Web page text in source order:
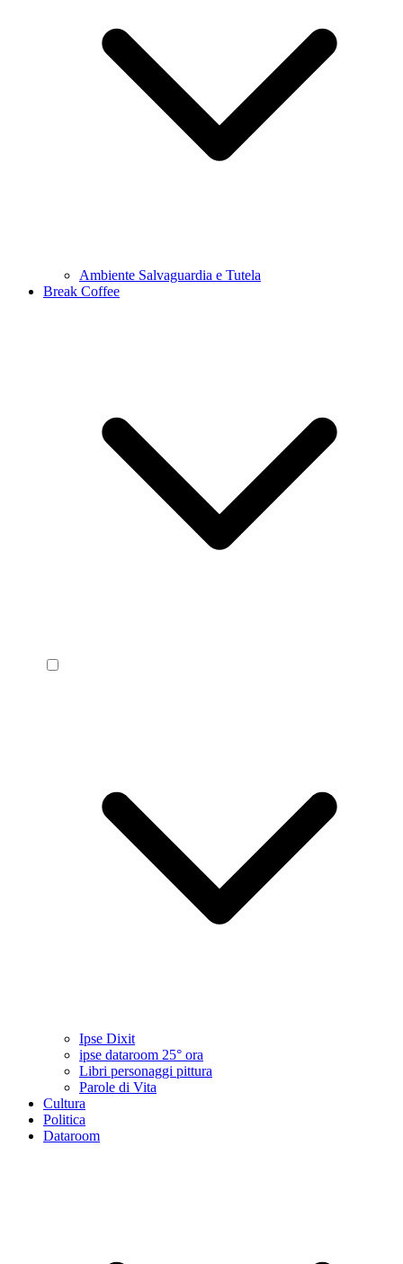
Ambiente Salvaguardia e Tutela
Break Coffee
Ipse Dixit
ipse dataroom 25° ora
Libri personaggi pittura
Parole di Vita
Cultura
Politica
Dataroom